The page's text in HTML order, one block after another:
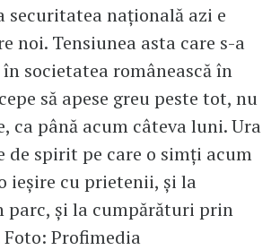
securitatea națională azi e
noi. Tensiunea asta care s-a
societatea românească în
să apese greu peste tot, nu
ca până acum câteva luni. Ura
de spirit pe care o simți acum
ieșire cu prietenii, și la
parc, și la cumpărături prin
Profimedia